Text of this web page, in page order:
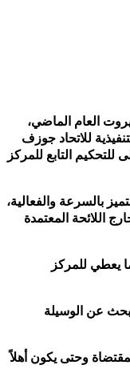
والتحكيم”، لافتاً إلى أن نظامه الأساسي “عُدّل ووافق عليه” مجلس إدارة الاتحاد المكون من (20 دولة عربية) في اجتماعه الـ 106 في بيروت العام الماضي،
للاتحاد جوزف
التابع للمركز
بالسرعة والفعالیة،
بمحكّمين من خارج اللائحة المعتمدة
يعطي للمركز
عن الوسيلة
وحتى يكون أهلاً